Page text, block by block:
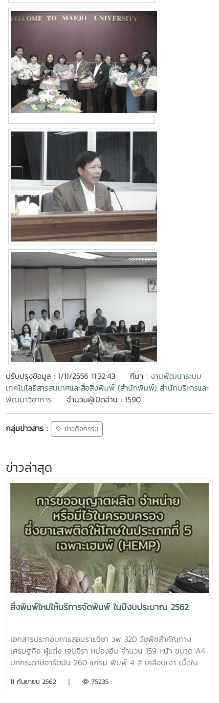
ปรับปรุงข้อมูล : 1/11/2556 11:32:43 ที่มา : งานพัฒนาระบบ
เทคโนโลยีสารสนเทศและสื่อสิ่งพิมพ์ (สำนักพิมพ์) สำนักบริหารและ
พัฒนาวิชาการ
จำนวนผู้เปิดอ่าน : 1590
กลุ่มข่าวสาร : ข่าวกิจกรรม
ข่าวล่าสุด
สิ่งพิมพ์ใหม่ให้บริการจัดพิมพ์ ในปีงบประมาณ 2562
เอกสารประกอบการสอนรายวิชา วพ 320 วัชพืชสำคัญทาง
เศรษฐกิจ ผู้แต่ง เจนจิรา หม่องอ้น จำนวน 159 หน้า ขนาด A4
ปกกระดาษอาร์ตมัน 260 แกรม พิมพ์ 4 สี เคลือบเงา เนื้อใน
ออกแบบเทคโนโลยีและระบบพลังงานทดแทนด้านความร้อน ผู้
11 กันยายน 2562 | 75235